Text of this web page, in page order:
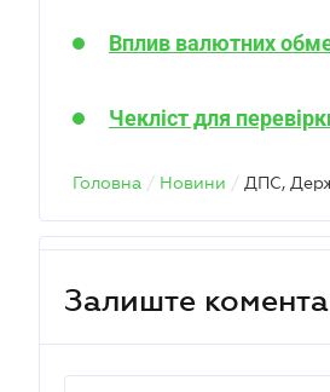
Вплив валютних
Чекліст для
Головна / Новини /
Залиште